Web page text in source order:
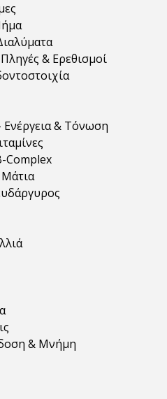
& Ερεθισμοί
Ενέργεια & Τόνωση
Complex
Μάτια
& Μνήμη